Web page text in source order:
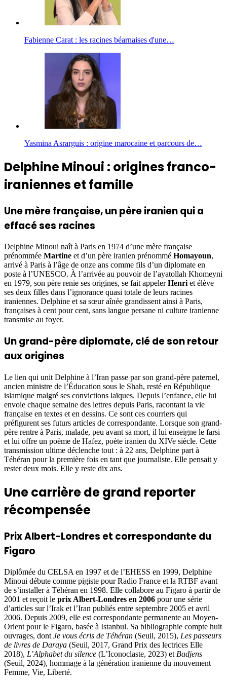
Fabienne Carat : les racines béarnaises d'une…
Yasmina Asrarguis : origine marocaine et parcours de…
Delphine Minoui : origines franco-
iraniennes et famille
Une mère française, un père iranien qui a
effacé ses racines
Delphine Minoui naît à Paris en 1974 d’une mère française
prénommée Martine et d’un père iranien prénommé Homayoun,
arrivé à Paris à l’âge de onze ans comme fils d’un diplomate en
poste à l’UNESCO. À l’arrivée au pouvoir de l’ayatollah Khomeyni
en 1979, son père renie ses origines, se fait appelerHenri et élève
ses deux filles dans l’ignorance quasi totale de leurs racines
iraniennes. Delphine et sa sœur aînée grandissent ainsi à Paris,
françaises à cent pour cent, sans langue persane ni culture iranienne
transmise au foyer.
Un grand-père diplomate, clé de son retour
aux origines
Le lien qui unit Delphine à l’Iran passe par son grand-père paternel,
ancien ministre de l’Éducation sous le Shah, resté en République
islamique malgré ses convictions laïques. Depuis l’enfance, elle lui
envoie chaque semaine des lettres depuis Paris, racontant la vie
française en textes et en dessins. Ce sont ces courriers qui
préfigurent ses futurs articles de correspondante. Lorsque son grand-
père rentre à Paris, malade, peu avant sa mort, il lui enseigne le farsi
et lui offre un poème de Hafez, poète iranien du XIVe siècle. Cette
transmission ultime déclenche tout : à 22 ans, Delphine part à
Téhéran pour la première fois en tant que journaliste. Elle pensait y
rester deux mois. Elle y reste dix ans.
Une carrière de grand reporter
récompensée
Prix Albert-Londres et correspondante du
Figaro
Diplômée du CELSA en 1997 et de l’EHESS en 1999, Delphine
Minoui débute comme pigiste pour Radio France et la RTBF avant
de s’installer à Téhéran en 1998. Elle collabore au Figaro à partir de
2001 et reçoit le prix Albert-Londres en 2006 pour une série
d’articles sur l’Irak et l’Iran publiés entre septembre 2005 et avril
2006. Depuis 2009, elle est correspondante permanente au Moyen-
Orient pour le Figaro, basée à Istanbul. Sa bibliographie compte huit
ouvrages, dont Je vous écris de Téhéran (Seuil, 2015), Les passeurs
de livres de Daraya (Seuil, 2017, Grand Prix des lectrices Elle
2018), L’Alphabet du silence (L’Iconoclaste, 2023) et Badjens
(Seuil, 2024), hommage à la génération iranienne du mouvement
Femme, Vie, Liberté.